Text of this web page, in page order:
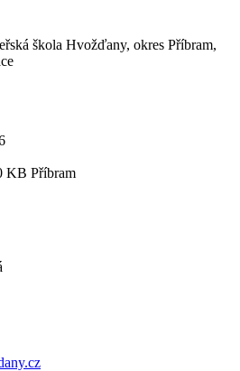
škola Hvožďany, okres Příbram,
KB Příbram